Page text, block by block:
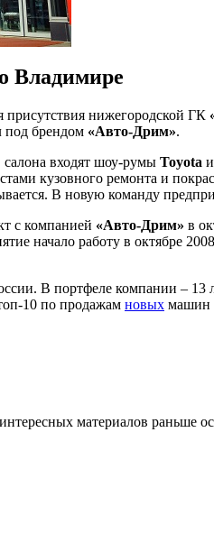
Владимире
присутствия нижегородской ГК
под брендом «Авто-Дрим».
салона входят шоу-румы Toyota и
кузовного ремонта и
В новую команду
с компанией «Авто-Дрим» в
начало работу в октябре
В портфеле компании –
10 по продажам новых машин
материалов раньше